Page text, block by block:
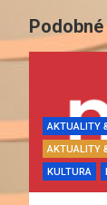
AKTUALITY
AKTUALITY
KULTURA